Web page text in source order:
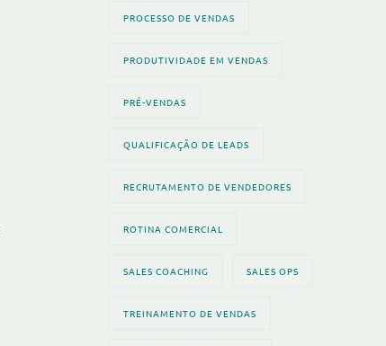
PROCESSO DE VENDAS
PRODUTIVIDADE EM VENDAS
PRÉ-VENDAS
QUALIFICAÇÃO DE LEADS
RECRUTAMENTO DE VENDEDORES
ROTINA COMERCIAL
SALES COACHING SALES OPS
TREINAMENTO DE VENDAS